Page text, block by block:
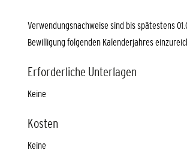
Verwendungsnachweise sind bis spätestens
Bewilligung folgenden Kalenderjahres
Erforderliche Unterlagen
Keine
Kosten
Keine